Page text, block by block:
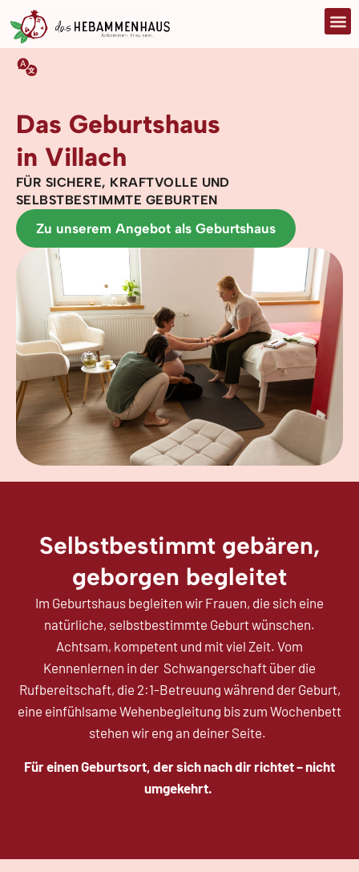
Das Geburtshaus
in Villach
FÜR SICHERE, KRAFTVOLLE UND
SELBSTBESTIMMTE GEBURTEN
Zu unserem Angebot als Geburtshaus
Selbstbestimmt gebären,
geborgen begleitet
Im Geburtshaus begleiten wir Frauen, die sich eine
natürliche, selbstbestimmte Geburt wünschen.
Achtsam, kompetent und mit viel Zeit. Vom
Kennenlernen in der Schwangerschaft über die
Rufbereitschaft, die 2:1-Betreuung während der Geburt,
eine einfühlsame Wehenbegleitung bis zum Wochenbett
stehen wir eng an deiner Seite.
Für einen Geburtsort, der sich nach dir richtet – nicht
umgekehrt.